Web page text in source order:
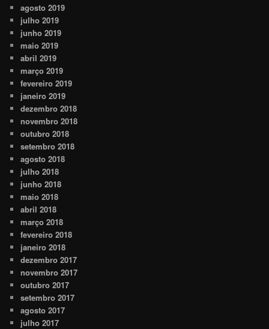
agosto 2019
julho 2019
junho 2019
maio 2019
abril 2019
março 2019
fevereiro 2019
janeiro 2019
dezembro 2018
novembro 2018
outubro 2018
setembro 2018
agosto 2018
julho 2018
junho 2018
maio 2018
abril 2018
março 2018
fevereiro 2018
janeiro 2018
dezembro 2017
novembro 2017
outubro 2017
setembro 2017
agosto 2017
julho 2017